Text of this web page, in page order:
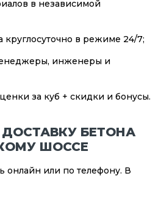
в независимой
круглосуточно в режиме 24/7;
инженеры и
за куб + скидки и бонусы.
ДОСТАВКУ БЕТОНА
ШОССЕ
онлайн или по телефону. В